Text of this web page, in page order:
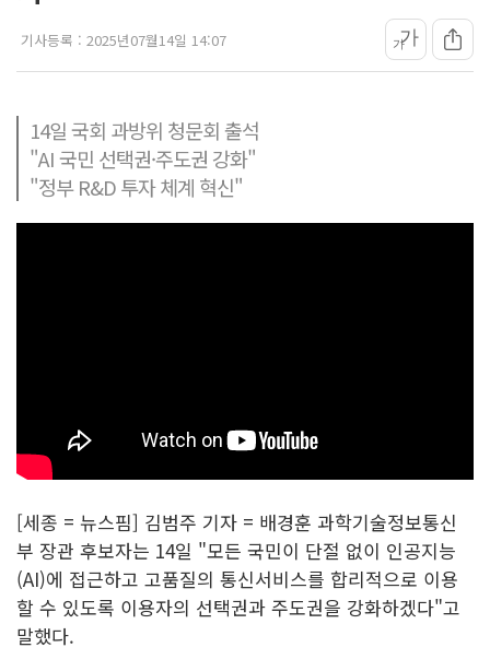
기사등록 : 2025년07월14일 14:07 가가
14일 국회 과방위 청문회 출석
"AI 국민 선택권·주도권 강화"
"정부 R&D 투자 체계 혁신"
[세종 = 뉴스핌] 김범주 기자 = 배경훈 과학기술정보통신
부 장관 후보자는 14일 "모든 국민이 단절 없이 인공지능
(AI)에 접근하고 고품질의 통신서비스를 합리적으로 이용
할 수 있도록 이용자의 선택권과 주도권을 강화하겠다"고
말했다.